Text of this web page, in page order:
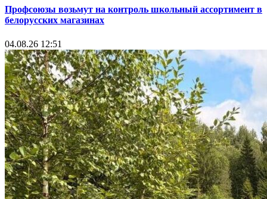
Профсоюзы возьмут на контроль школьный ассортимент в
белорусских магазинах
04.08.26 12:51